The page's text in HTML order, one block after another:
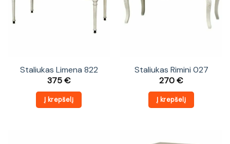
Staliukas Limena 822
375€
Į krepšelį
Staliukas Rimini 027
270€
Į krepšelį